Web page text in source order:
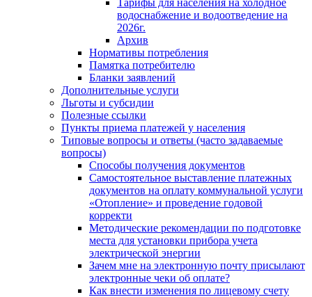
Тарифы для населения на холодное
водоснабжение и водоотведение на
2026г.
Архив
Нормативы потребления
Памятка потребителю
Бланки заявлений
Дополнительные услуги
Льготы и субсидии
Полезные ссылки
Пункты приема платежей у населения
Типовые вопросы и ответы (часто задаваемые
вопросы)
Способы получения документов
Самостоятельное выставление платежных
документов на оплату коммунальной услуги
«Отопление» и проведение годовой
корректи
Методические рекомендации по подготовке
места для установки прибора учета
электрической энергии
Зачем мне на электронную почту присылают
электронные чеки об оплате?
Как внести изменения по лицевому счету